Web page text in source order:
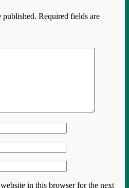
published. Required fields are
in this browser for the next